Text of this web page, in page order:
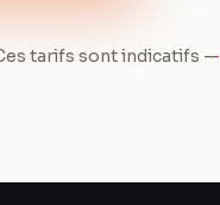
tarifs sont indicatifs —